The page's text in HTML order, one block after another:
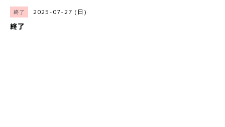
終了 2025-07-27 (日)
終了